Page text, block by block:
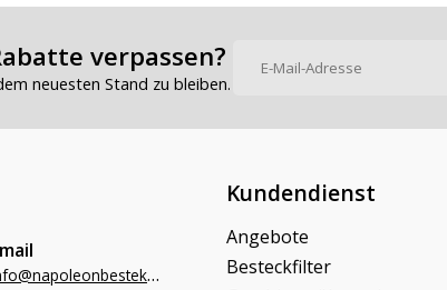
verpassen?
neuesten Stand zu bleiben.
info@napoleonbestek.nl
Kundendienst
Angebote
Besteckfilter